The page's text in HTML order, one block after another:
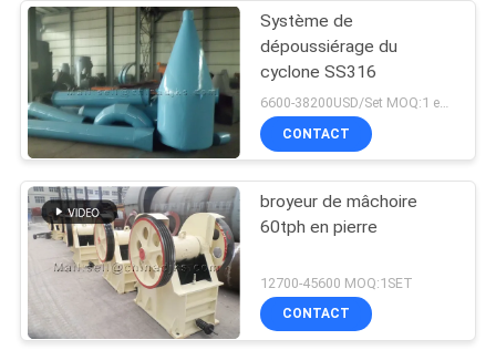
Système de
dépoussiérage du
cyclone SS316
CONTACT
broyeur de mâchoire
60tph en pierre
12700-45600 MOQ:1SET
CONTACT